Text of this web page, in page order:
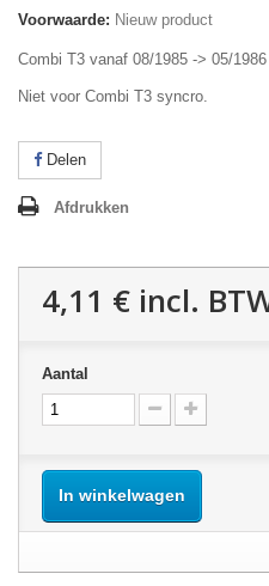
Voorwaarde: Nieuw product
Combi T3 vanaf 08/1985 -> 05/
Niet voor Combi T3 syncro.
Delen
Afdrukken
4,11 € incl.
Aantal
In winkelwagen